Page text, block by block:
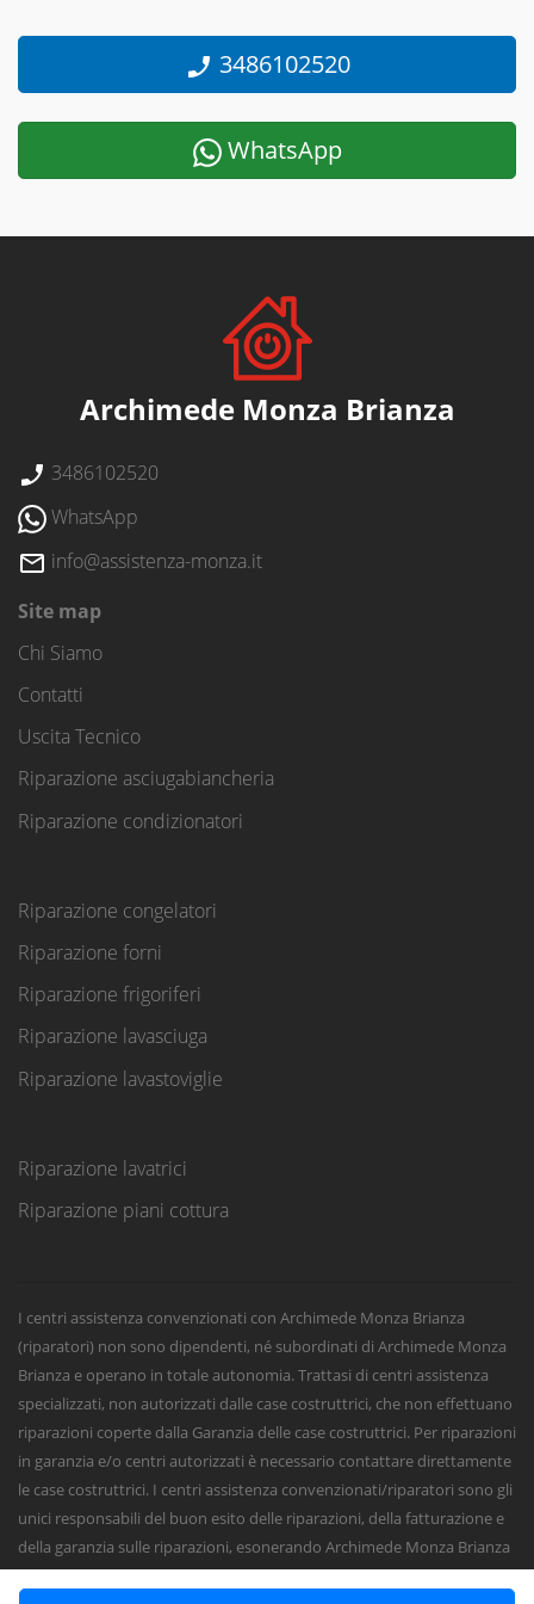
3486102520
WhatsApp
Archimede Monza Brianza
3486102520
WhatsApp
info@assistenza-monza.it
Site map
Chi Siamo
Contatti
Uscita Tecnico
Riparazione asciugabiancheria
Riparazione condizionatori
Riparazione congelatori
Riparazione forni
Riparazione frigoriferi
Riparazione lavasciuga
Riparazione lavastoviglie
Riparazione lavatrici
Riparazione piani cottura
I centri assistenza convenzionati con Archimede Monza Brianza
(riparatori) non sono dipendenti, né subordinati di Archimede Monza
Brianza e operano in totale autonomia. Trattasi di centri assistenza
specializzati, non autorizzati dalle case costruttrici, che non effettuano
riparazioni coperte dalla Garanzia delle case costruttrici. Per riparazioni
in garanzia e/o centri autorizzati è necessario contattare direttamente
le case costruttrici. I centri assistenza convenzionati/riparatori sono gli
unici responsabili del buon esito delle riparazioni, della fatturazione e
della garanzia sulle riparazioni, esonerando Archimede Monza Brianza
da qualsiasi responsabilità civile, penale o fiscale sugli interventi e sulle